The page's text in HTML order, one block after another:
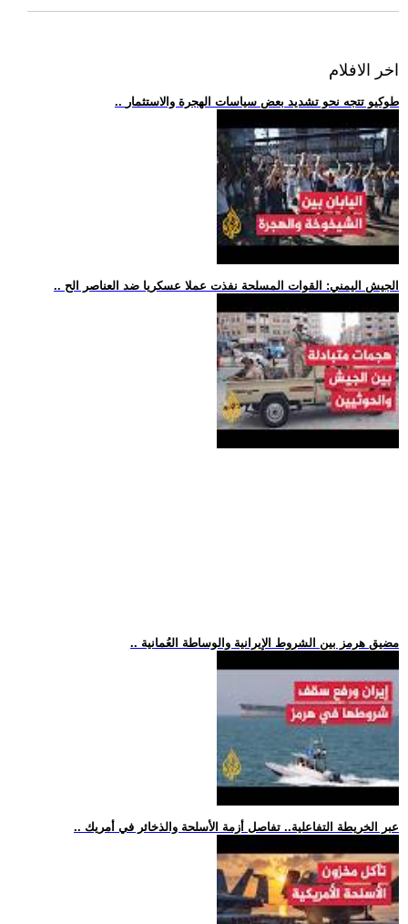
اخر الافلام
.. طوكيو تتجه نحو تشديد بعض سياسات الهجرة والاستثمار
.. الجيش اليمني: القوات المسلحة نفذت عملا عسكريا ضد العناصر الح
.. مضيق هرمز بين الشروط الإيرانية والوساطة العُمانية
.. عبر الخريطة التفاعلية.. تفاصل أزمة الأسلحة والذخائر في أمريك